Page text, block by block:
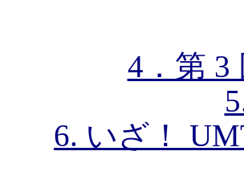
4．第
6. いざ！